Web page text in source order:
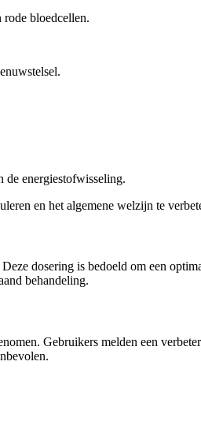
bloedcellen.
de energiestofwisseling.
en het algemene welzijn te
dosering is bedoeld om een
behandeling.
Gebruikers melden een